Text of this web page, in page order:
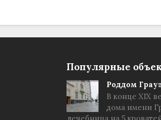
Популярные
Роддом
В конце XIX
дома имени